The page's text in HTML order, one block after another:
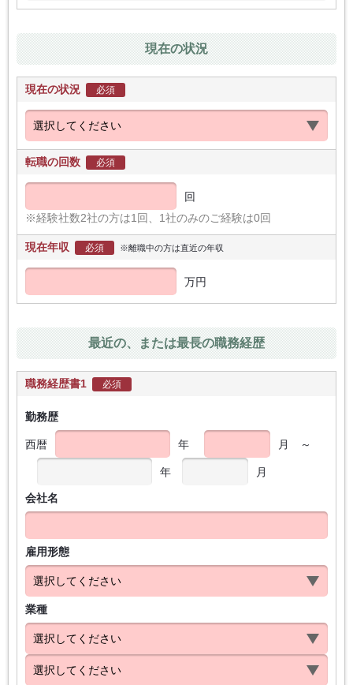
現在の状況
現在の状況 必須
転職の回数 必須
回
※経験社数2社の方は1回、1社のみのご経験は0回
現在年収 必須 ※離職中の方は直近の年収
万円
最近の、または最長の職務経歴
職務経歴書1 必須
勤務歴
西暦 年 月 ～
年 月
会社名
雇用形態
業種